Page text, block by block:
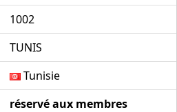
1002
TUNIS
Tunisie
réservé aux membres